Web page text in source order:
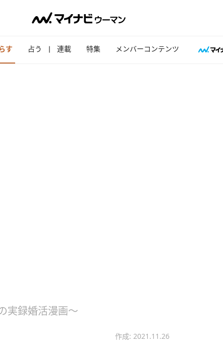
す 占う 連載 特集 メンバーコンテンツ
実録婚活漫画～
作成: 2021.11.26